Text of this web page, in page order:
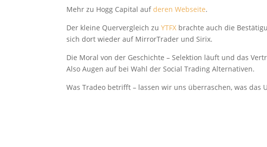
Mehr zu Hogg Capital aufderen Webseite.
Der kleine Quervergleich zuYTFX brachte auch die
sich dort wieder auf MirrorTrader und Sirix.
Die Moral von der Geschichte – Selektion läuft und das
Also Augen auf bei Wahl der Social Trading Alternativen.
Was Tradeo betrifft – lassen wir uns überraschen, was